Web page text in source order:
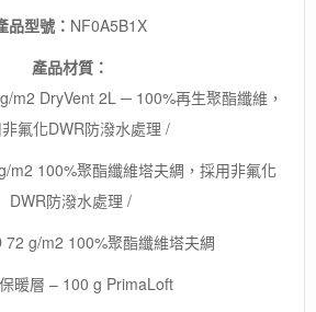
品型號： NF0A5B1X
產品材質：
m2 DryVent 2L ─ 100%再生聚酯纖維，
氟化DWR防潑水處理 /
m2 100%聚酯纖維塔夫綢，採用非氟化
DWR防潑水處理 /
72 g/m2 100%聚酯纖維塔夫綢
暖層 – 100 g PrimaLoft